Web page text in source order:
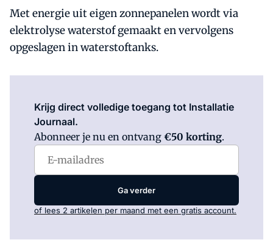
Met energie uit eigen zonnepanelen wordt via
elektrolyse waterstof gemaakt en vervolgens
opgeslagen in waterstoftanks.
Krijg direct volledige toegang tot Installatie
Journaal.
Abonneer je nu en ontvang €50 korting.
Ga verder
of lees 2 artikelen per maand met een gratis account.